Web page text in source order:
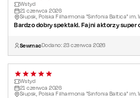
Wstyd
21 czerwca 2026
Słupsk, Polska Filharmonia "Sinfonia Baltica" im.
Bardzo dobry spektakl. Fajni aktorzy super
SewmacDodano: 23 czerwca 2026
Wstyd
21 czerwca 2026
Słupsk, Polska Filharmonia "Sinfonia Baltica" im.